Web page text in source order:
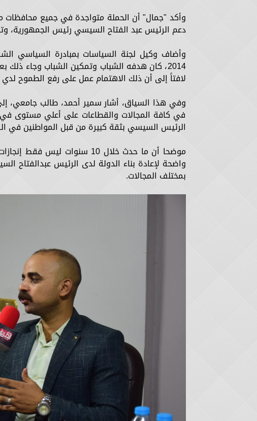
وأكد "جمال" أن الحملة متواجدة في جميع محافظات
دعم الرئيس عبد الفتاح السيسي رئيس الجمهورية،
وأضاف وكيل لجنة السياسات بمبادرة السياسي
2014، كان هدفه الشباب وتمكين الشباب وجاء
لافتاً إلى أن ذلك الاهتمام عمل على رفع الطموح لدي
وفي هذا السياق، أشار سمير أحمد، طالب جامعي،
في كافة المجالات والقطاعات على أعلي مستوى
الرئيس السيسي بثقة كبيرة من قبل المواطنين في
موضحا أن ما حدث خلال 10
واضحة لإعادة بناء الدولة لدى الرئيس
بمختلف المجالات.